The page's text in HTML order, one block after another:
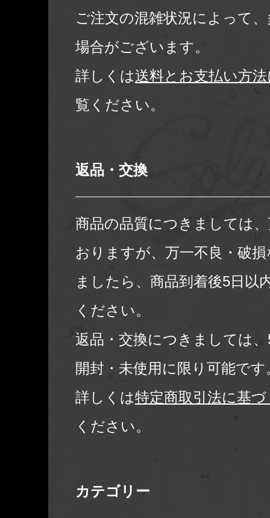
ご注文の混雑状況によって
場合がございます。
詳しくは送料とお支払い方
覧ください。
返品・交換
商品の品質につきましては
おりますが、万一不良・破
ましたら、商品到着後5日以
ください。
返品・交換につきましては
開封・未使用に限り可能です
詳しくは特定商取引法に基
ください。
カテゴリー